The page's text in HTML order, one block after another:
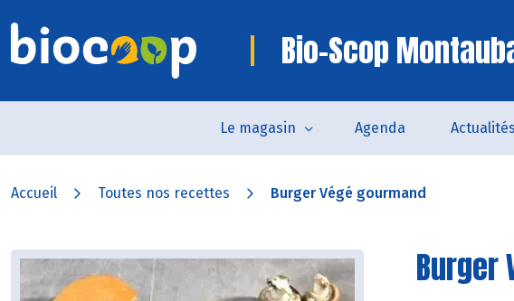
Bio-Scop
Le magasin Agenda Actualités
Accueil Toutes nos recettes Burger Végé gourmand
Burger